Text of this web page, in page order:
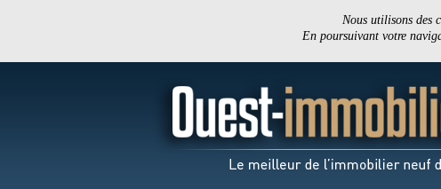
Nous utilisons des
En poursuivant votre